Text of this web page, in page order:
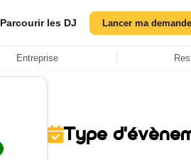
Parcourir les DJ Lancer ma demande
Entreprise
Type